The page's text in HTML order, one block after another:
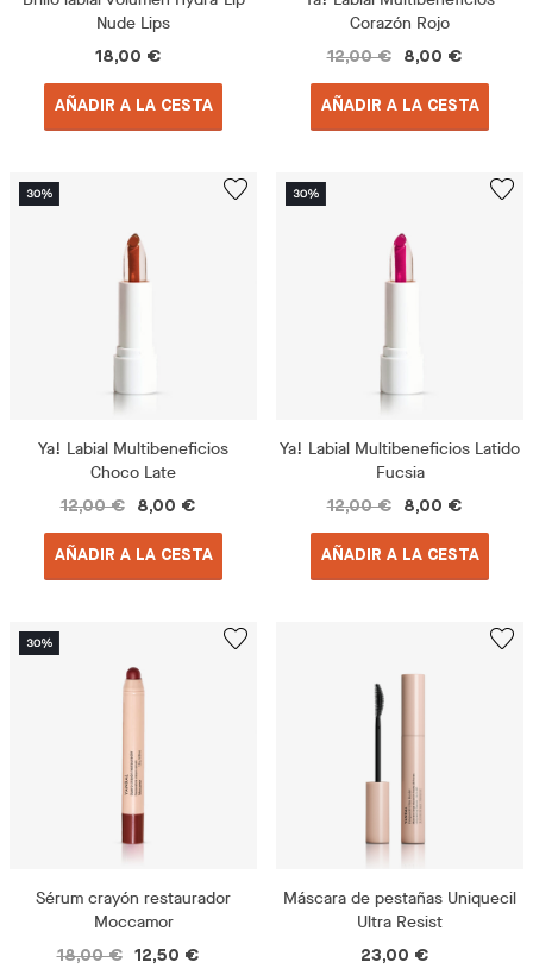
Nude Lips
18,00 €
AÑADIR A LA CESTA
Corazón Rojo
12,00 € 8,00 €
AÑADIR A LA CESTA
Ya! Labial Multibeneficios
Choco Late
12,00 € 8,00 €
AÑADIR A LA CESTA
Ya! Labial Multibeneficios Latido
Fucsia
12,00 € 8,00 €
AÑADIR A LA CESTA
Sérum crayón restaurador
Moccamor
18,00 € 12,50 €
Máscara de pestañas Uniquecil
Ultra Resist
23,00 €